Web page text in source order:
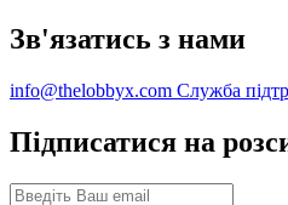
Зв'язатись з нами
info@thelobbyx.com Служба
Підписатися на